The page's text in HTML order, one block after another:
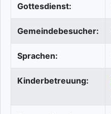
Gottesdienst:
Gemeindebesucher:
Sprachen:
Kinderbetreuung: